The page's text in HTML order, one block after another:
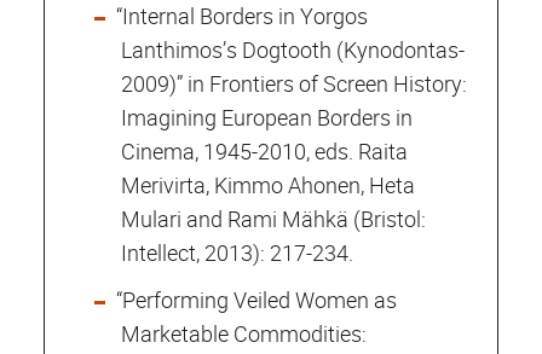
“Internal Borders in Yorgos
Lanthimos’s Dogtooth (Kynodontas-
2009)” in Frontiers of Screen History:
Imagining European Borders in
Cinema, 1945-2010, eds. Raita
Merivirta, Kimmo Ahonen, Heta
Mulari and Rami Mähkä (Bristol:
Intellect, 2013): 217-234.
“Performing Veiled Women as
Marketable Commodities: